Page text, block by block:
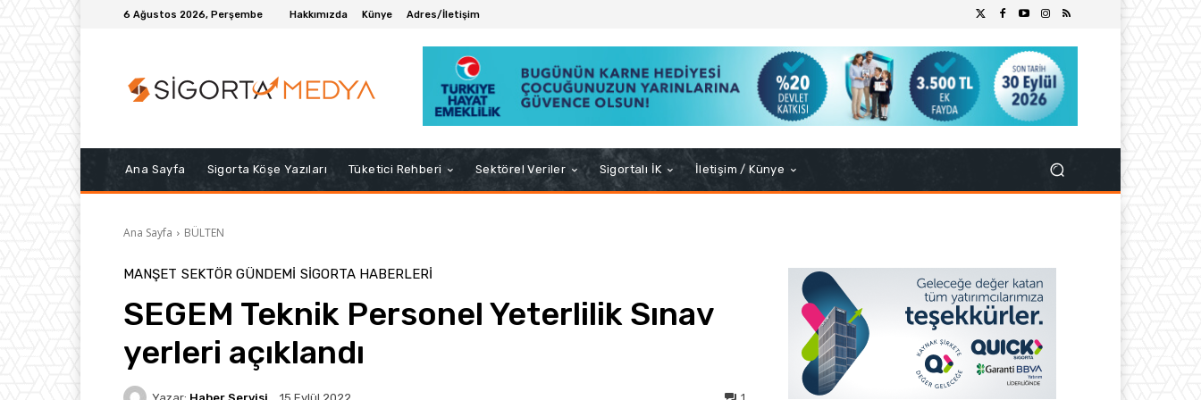
6 Ağustos 2026, Perşembe Hakkımızda Künye Adres/İletişim
Ana Sayfa Sigorta Köşe Yazıları Tüketici Rehberi Sektörel Veriler Sigortalı İK İletişim / Künye
Ana Sayfa BÜLTEN
MANŞET SEKTÖR GÜNDEMİ SIGORTA HABERLERI
SEGEM Teknik Personel Yeterlilik Sınav
yerleri açıklandı